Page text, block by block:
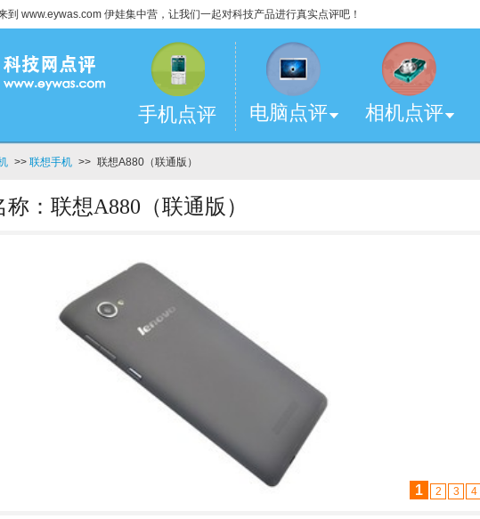
到 www.eywas.com 伊娃集中营，让我们一起对科技产品进行真实点评吧！
手机点评 电脑点评 相机点评
>> 联想手机 >> 联想A880（联通版）
称：联想A880（联通版）
1 2 3 4